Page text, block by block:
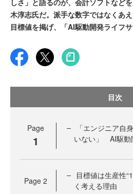
しさ」と語るのが、会計ソフトなど
木淳志氏だ。派手な数字ではなくあ
目標値を掲げ、「AI駆動開発ライフ
目次
Page
1
「エンジニア自
いない」 AI駆動
Page 2
目標値は生産性
く考える理由